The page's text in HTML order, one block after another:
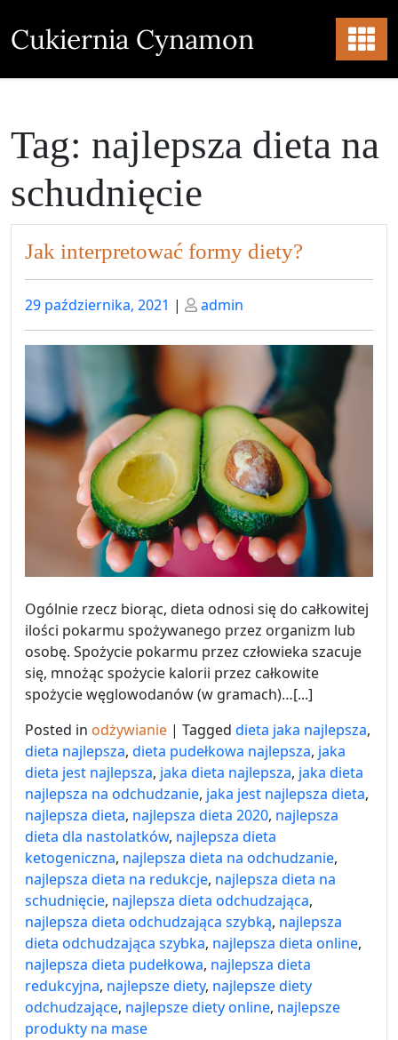
to
content
Cukiernia Cynamon
Tag: najlepsza dieta na
schudnięcie
Jak interpretować formy diety?
Posted
on
29 października, 2021 | Posted
on
admin
Ogólnie rzecz biorąc, dieta odnosi się do całkowitej
ilości pokarmu spożywanego przez organizm lub
osobę. Spożycie pokarmu przez człowieka szacuje
się, mnożąc spożycie kalorii przez całkowite
spożycie węglowodanów (w gramach)…[...]
Posted in odżywianie | Tagged dieta jaka najlepsza,
dieta najlepsza, dieta pudełkowa najlepsza, jaka
dieta jest najlepsza, jaka dieta najlepsza, jaka dieta
najlepsza na odchudzanie, jaka jest najlepsza dieta,
najlepsza dieta, najlepsza dieta 2020, najlepsza
dieta dla nastolatków, najlepsza dieta
ketogeniczna, najlepsza dieta na odchudzanie,
najlepsza dieta na redukcje, najlepsza dieta na
schudnięcie, najlepsza dieta odchudzająca,
najlepsza dieta odchudzająca szybką, najlepsza
dieta odchudzająca szybka, najlepsza dieta online,
najlepsza dieta pudełkowa, najlepsza dieta
redukcyjna, najlepsze diety, najlepsze diety
odchudzające, najlepsze diety online, najlepsze
produkty na mase